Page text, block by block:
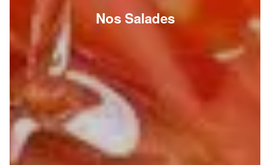
Nos Salades